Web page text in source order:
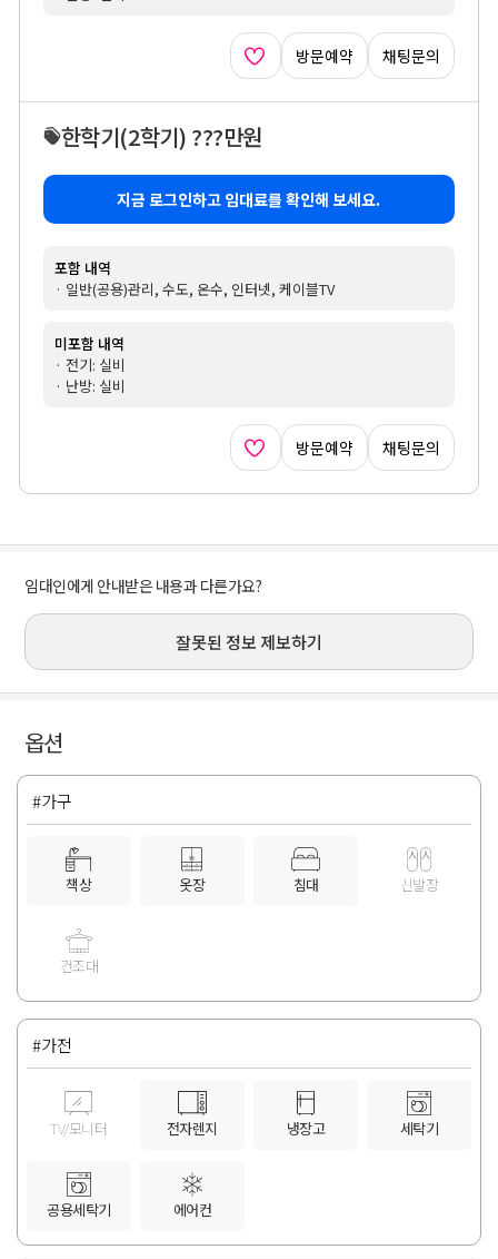
방문예약 채팅문의
한학기(2학기) ???만원
지금 로그인하고 임대료를 확인해 보세요.
포함 내역
· 일반(공용)관리, 수도, 온수, 인터넷, 케이블TV
미포함 내역
· 전기: 실비
· 난방: 실비
방문예약 채팅문의
임대인에게 안내받은 내용과 다른가요?
잘못된 정보 제보하기
옵션
#가구
책상 옷장 침대 신발장
건조대
#가전
TV/모니터 전자렌지 냉장고 세탁기
공용세탁기 에어컨